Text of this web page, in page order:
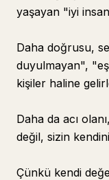
yaşayan "iyi
Daha doğrusu,
duyulmayan",
kişiler haline
Daha da acı
değil, sizin
Çünkü kendi